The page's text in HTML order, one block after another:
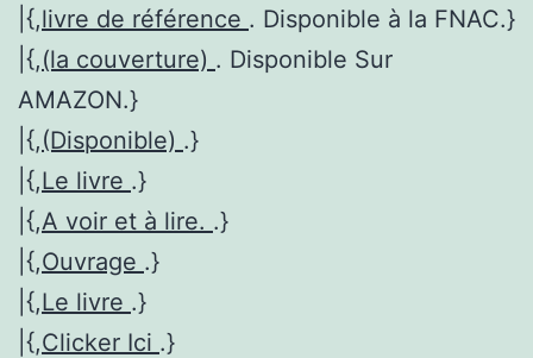
|{,livre de référence . Disponible à la FNAC.}
|{,(la couverture) . Disponible Sur
AMAZON.}
|{,(Disponible) .}
|{,Le livre .}
|{,A voir et à lire. .}
|{,Ouvrage .}
|{,Le livre .}
|{,Clicker Ici .}